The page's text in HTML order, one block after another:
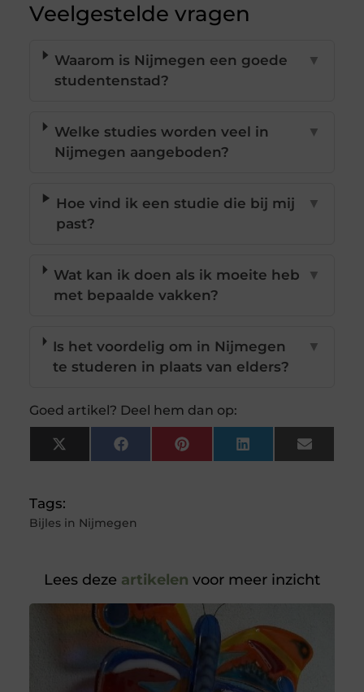
Veelgestelde vragen
Waarom is Nijmegen een goede
studentenstad?
▼
Welke studies worden veel in
Nijmegen aangeboden?
▼
Hoe vind ik een studie die bij mij
past?
▼
Wat kan ik doen als ik moeite heb
met bepaalde vakken?
▼
Is het voordelig om in Nijmegen
te studeren in plaats van elders?
▼
Goed artikel? Deel hem dan op:
X
(Twitter)
FacebookPinterestLinkedInEmail
Tags:
Bijles in Nijmegen
Lees deze artikelen voor meer inzicht